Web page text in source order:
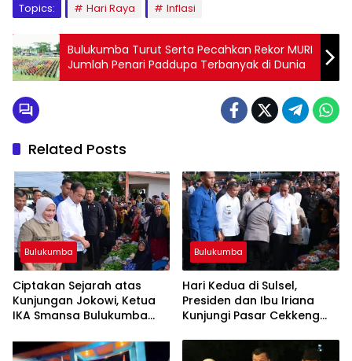
Topics:
Hari Raya Inflasi
Bulukumba Turut Serta Pecahkan Rekor MURI
Jumlah Penari Paddupa Terbanyak di Dunia
Related Posts
Bulukumba
Ciptakan Sejarah atas
Kunjungan Jokowi, Ketua
IKA Smansa Bulukumba
Daerah
Bulukumba
Hari Kedua di Sulsel,
Presiden dan Ibu Iriana
Kunjungi Pasar Cekkeng